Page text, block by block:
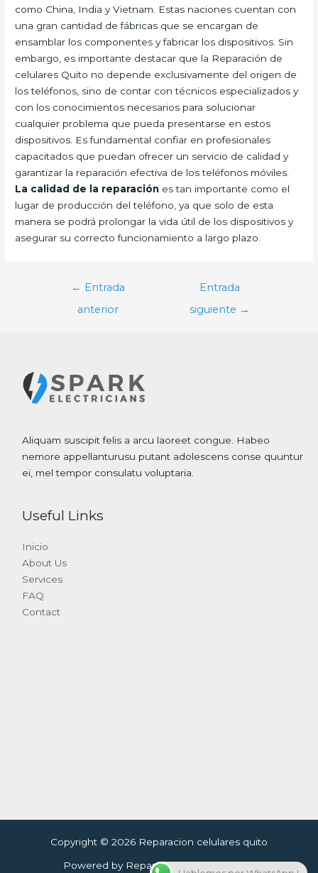
como China, India y Vietnam. Estas naciones cuentan con
una gran cantidad de fábricas que se encargan de
ensamblar los componentes y fabricar los dispositivos. Sin
embargo, es importante destacar que la Reparación de
celulares Quito no depende exclusivamente del origen de
los teléfonos, sino de contar con técnicos especializados y
con los conocimientos necesarios para solucionar
cualquier problema que pueda presentarse en estos
dispositivos. Es fundamental confiar en profesionales
capacitados que puedan ofrecer un servicio de calidad y
garantizar la reparación efectiva de los teléfonos móviles.
La calidad de la reparación es tan importante como el
lugar de producción del teléfono, ya que solo de esta
manera se podrá prolongar la vida útil de los dispositivos y
asegurar su correcto funcionamiento a largo plazo.
Navegación
entradas
← Entrada
anterior
Entrada
siguiente →
Aliquam suscipit felis a arcu laoreet congue. Habeo
nemore appellanturusu putant adolescens conse quuntur
ei, mel tempor consulatu voluptaria.
Useful Links
Inicio
About Us
Services
FAQ
Contact
Copyright © 2026 Reparacion celulares quito
Powered by Reparacion celulares quito